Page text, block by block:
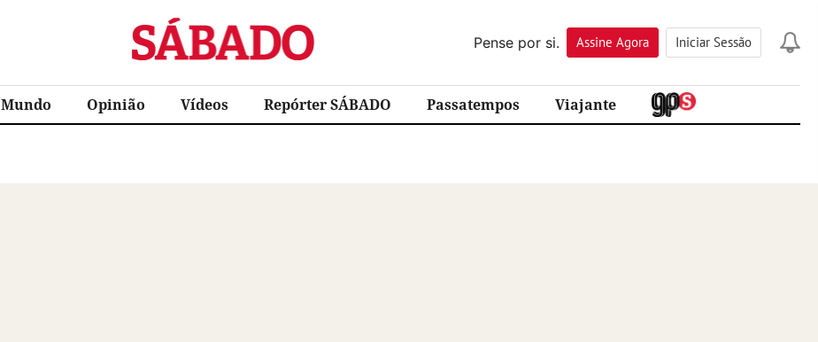
Sábado
Pense por si.
Assine Agora Iniciar Sessão
Mundo Opinião Vídeos Repórter SÁBADO Passatempos Viajante